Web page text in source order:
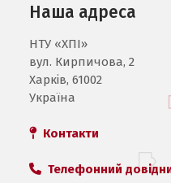
Наша адреса
НТУ «ХПI»
вул. Кирпичова, 2
Харків, 61002
Україна
Контакти
Телефонний